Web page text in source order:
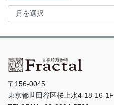
ア
イ
〒156-0045
東京都世田谷区桜上水4-18-16-1F